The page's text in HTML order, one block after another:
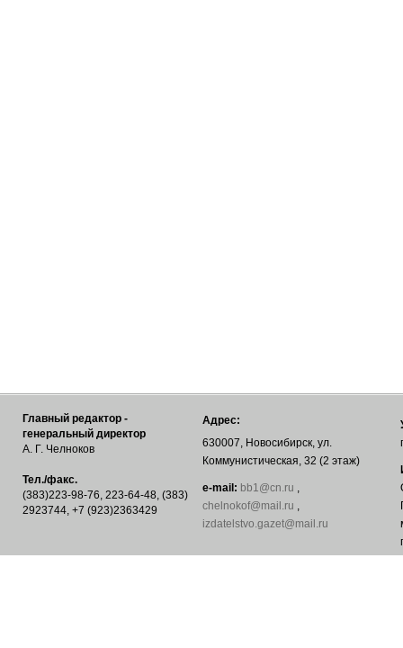
Главный редактор -
генеральный директор
А. Г. Челноков
Тел./факс.
(383)223-98-76, 223-64-48, (383)
2923744, +7 (923)2363429
Адрес:
630007, Новосибирск, ул.
Коммунистическая, 32 (2 этаж)
е-mail: bb1@cn.ru ,
chelnokof@mail.ru ,
izdatelstvo.gazet@mail.ru